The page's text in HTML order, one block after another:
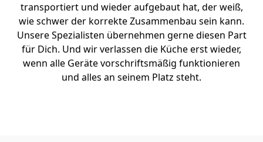
transportiert und wieder aufgebaut hat, der weiß,
wie schwer der korrekte Zusammenbau sein kann.
Unsere Spezialisten übernehmen gerne diesen Part
für Dich. Und wir verlassen die Küche erst wieder,
wenn alle Geräte vorschriftsmäßig funktionieren
und alles an seinem Platz steht.